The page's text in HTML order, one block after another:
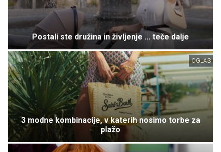
Postali ste družina in življenje ... teče dalje
OGLAS
3 modne kombinacije, v katerih nosimo torbe za
plažo